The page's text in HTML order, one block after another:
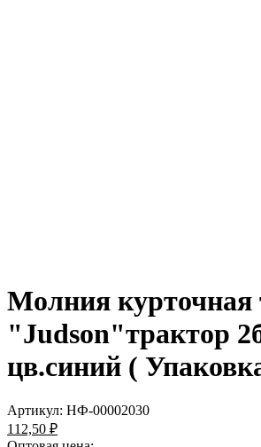
Молния курточная
"Judson"трактор
цв.синий (
Артикул: НФ-00002030
112,50 ₽